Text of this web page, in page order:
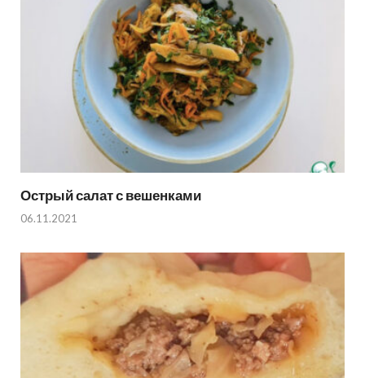
Острый салат с вешенками
06.11.2021